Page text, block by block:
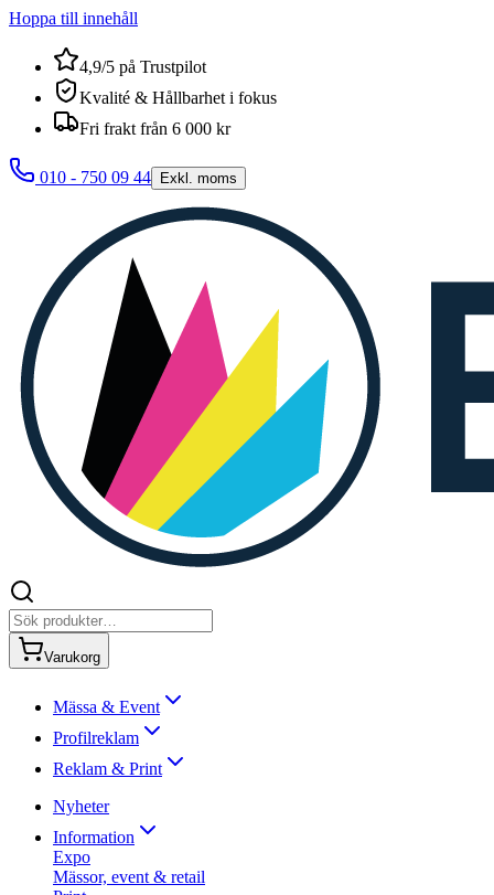
Hoppa till innehåll
4,9/5 på Trustpilot
Kvalité & Hållbarhet i fokus
Fri frakt från 6 000 kr
010 - 750 09 44 Exkl. moms
Varukorg
Mässa & Event
Profilreklam
Reklam & Print
Nyheter
Information
Expo
Mässor, event & retail